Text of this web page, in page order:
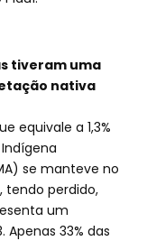
tiveram uma
nativa
equivale a 1,3%
se manteve no
tendo perdido,
um
Apenas 33% das